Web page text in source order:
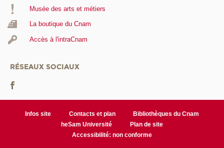
Musée des arts et métiers
La boutique du Cnam
Accès à l'intraCnam
RÉSEAUX SOCIAUX
Infos site Contacts et plan
Bibliothèques du Cnam
heSam Université
Plan de site
Accessibilité: non conforme